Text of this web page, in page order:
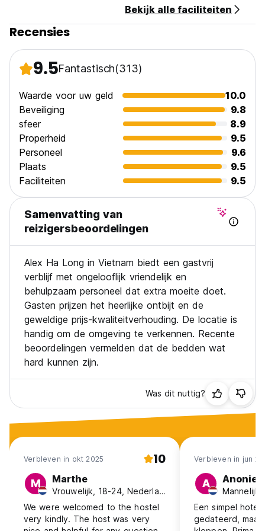
12. Openingstijden receptie: 24 uur (Auto-translated from
original language)
Bekijk alle faciliteiten
Recensies
9.5Fantastisch(313)
Waarde voor uw geld
10.0
Beveiliging
9.8
sfeer
8.9
Properheid
9.5
Personeel
9.6
Plaats
9.5
Faciliteiten
9.5
Samenvatting van
reizigersbeoordelingen
Alex Ha Long in Vietnam biedt een gastvrij
verblijf met ongelooflijk vriendelijk en
behulpzaam personeel dat extra moeite doet.
Gasten prijzen het heerlijke ontbijt en de
geweldige prijs-kwaliteitverhouding. De locatie is
handig om de omgeving te verkennen. Recente
beoordelingen vermelden dat de bedden wat
hard kunnen zijn.
Was dit nuttig?
Verbleven in okt 2025 10
M Marthe
Vrouwelijk, 18-24, Nederland
We were welcomed to the hostel
very kindly. The host was very
Verbleven in jun
A
Een simpel
gedateerd, maar alle basics